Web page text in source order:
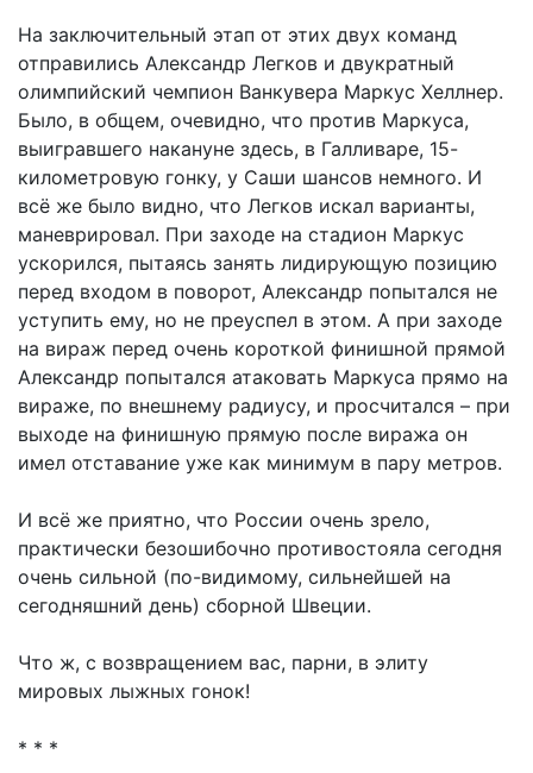
На заключительный этап от этих двух команд
отправились Александр Легков и двукратный
олимпийский чемпион Ванкувера Маркус Хеллнер.
Было, в общем, очевидно, что против Маркуса,
выигравшего накануне здесь, в Галливаре, 15-
километровую гонку, у Саши шансов немного. И
всё же было видно, что Легков искал варианты,
маневрировал. При заходе на стадион Маркус
ускорился, пытаясь занять лидирующую позицию
перед входом в поворот, Александр попытался не
уступить ему, но не преуспел в этом. А при заходе
на вираж перед очень короткой финишной прямой
Александр попытался атаковать Маркуса прямо на
вираже, по внешнему радиусу, и просчитался – при
выходе на финишную прямую после виража он
имел отставание уже как минимум в пару метров.
И всё же приятно, что России очень зрело,
практически безошибочно противостояла сегодня
очень сильной (по-видимому, сильнейшей на
сегодняшний день) сборной Швеции.
Что ж, с возвращением вас, парни, в элиту
мировых лыжных гонок!
* * *